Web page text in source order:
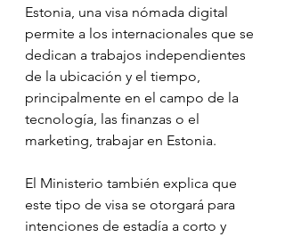
Estonia, una visa nómada digital
permite a los internacionales que se
dedican a trabajos independientes
de la ubicación y el tiempo,
principalmente en el campo de la
tecnología, las finanzas o el
marketing, trabajar en Estonia.
El Ministerio también explica que
este tipo de visa se otorgará para
intenciones de estadía a corto y